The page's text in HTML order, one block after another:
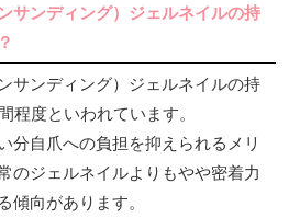
サンディング）ジェルネイルの持
サンディング）ジェルネイルの持
程度といわれています。
分自爪への負担を抑えられるメリ
のジェルネイルよりもやや密着力
傾向があります。